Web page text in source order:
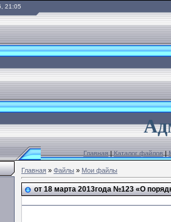
21:05
А
Главная|Каталог файлов|
Главная»Файлы»Мои файлы
от 18 марта 2013года №123 «О